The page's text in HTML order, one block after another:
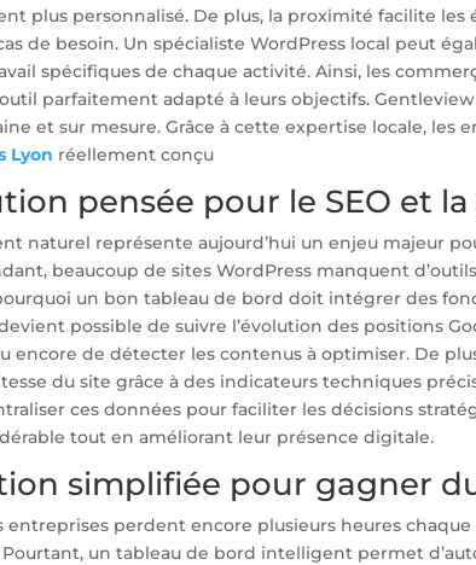
plus personnalisé. De plus, la proximité facilite
de besoin. Un spécialiste WordPress local peut
spécifiques de chaque activité. Ainsi, les
parfaitement adapté à leurs objectifs.
et sur mesure. Grâce à cette expertise locale, les
Lyon réellement conçu
pensée pour le SEO et
naturel représente aujourd’hui un enjeu majeur
beaucoup de sites WordPress manquent
un bon tableau de bord doit intégrer des
possible de suivre l’évolution des positions
encore de détecter les contenus à optimiser. De
du site grâce à des indicateurs techniques
ces données pour faciliter les décisions
tout en améliorant leur présence digitale.
simplifiée pour gagner
entreprises perdent encore plusieurs heures
un tableau de bord intelligent permet